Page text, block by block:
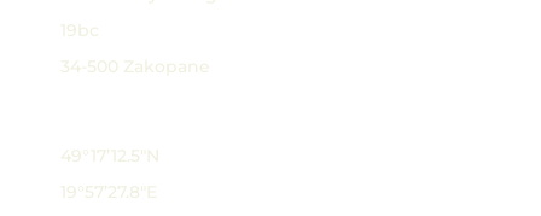
19bc
34-500 Zakopane
49°17’12.5″N
19°57’27.8″E